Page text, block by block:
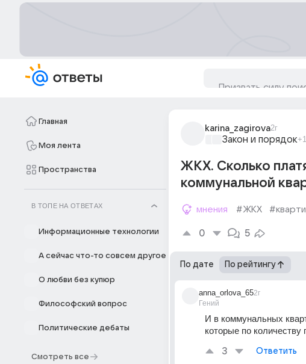
Главная
Моя лента
Пространства
В ТОПЕ НА ОТВЕТАХ
Информационные технологии
А сейчас что-то совсем другое
О любви без купюр
Философский вопрос
Политические дебаты
Смотреть все
karina_zagirova2г
Закон и порядок+1
ЖКХ. Сколько
коммунальной
мнения #ЖКХ
0 5
По дате По рейтингу
anna_orlova_65
Гений
2г
И в коммунальных
которые по
3 Ответить